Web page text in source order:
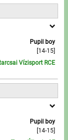
Pupil boy
[14-15]
Vízisport RCE
Pupil boy
[14-15]